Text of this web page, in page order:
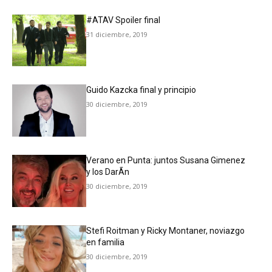
#ATAV Spoiler final
31 diciembre, 2019
Guido Kazcka final y principio
30 diciembre, 2019
Verano en Punta: juntos Susana Gimenez
y los DarÃ­n
30 diciembre, 2019
Stefi Roitman y Ricky Montaner, noviazgo
en familia
30 diciembre, 2019